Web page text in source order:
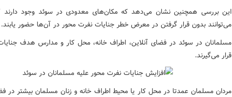
این بررسی همچنین نشان می‌دهد که مکان‌های معدودی در سوئد وجود دارند
می‌توانند بدون قرار گرفتن در معرض خطر جنایات نفرت محور در آن‌ها حضور یابند.
مسلمانان در سوئد در فضای آنلاین، اطراف خانه، محل کار و مدارس هدف
قرار می‌گیرند.
مردان مسلمان عمدتا در محل کار یا محیط اطراف خانه و زنان مسلمان بیشتر در